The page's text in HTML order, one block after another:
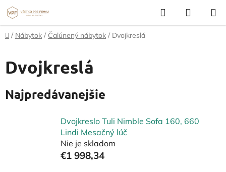
Prejsť
na
obsah
Hľadať
KOŠÍK
Domov
/ Nábytok / Čalúnený nábytok / Dvojkreslá
Dvojkreslá
Najpredávanejšie
Dvojkreslo Tuli Nimble Sofa 160, 660
Lindi Mesačný lúč
Nie je skladom
€1 998,34